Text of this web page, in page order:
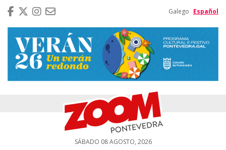
Galego Español
SÁBADO 08 AGOSTO, 2026